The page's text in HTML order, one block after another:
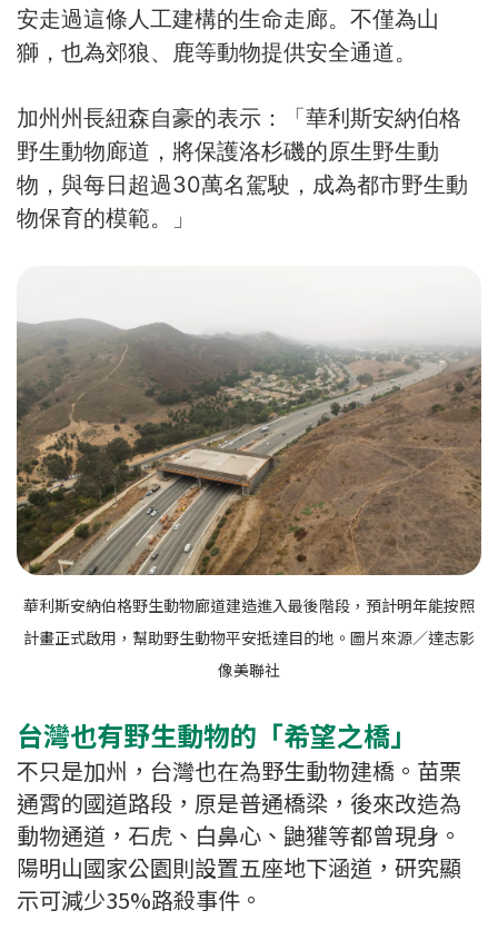
安走過這條人工建構的生命走廊。不僅為山
獅，也為郊狼、鹿等動物提供安全通道。
加州州長紐森自豪的表示：「華利斯安納伯格
野生動物廊道，將保護洛杉磯的原生野生動
物，與每日超過30萬名駕駛，成為都市野生動
物保育的模範。」
華利斯安納伯格野生動物廊道建造進入最後階段，預計明年能按照
計畫正式啟用，幫助野生動物平安抵達目的地。圖片來源／達志影
像美聯社
台灣也有野生動物的「希望之橋」
不只是加州，台灣也在為野生動物建橋。苗栗
通霄的國道路段，原是普通橋梁，後來改造為
動物通道，石虎、白鼻心、鼬獾等都曾現身。
陽明山國家公園則設置五座地下涵道，研究顯
示可減少35%路殺事件。